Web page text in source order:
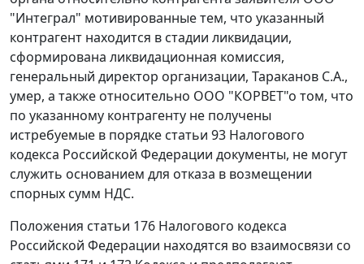
"Интеграл" мотивированные тем, что указанный
контрагент находится в стадии ликвидации,
сформирована ликвидационная комиссия,
генеральный директор организации, Тараканов С.А.,
умер, а также относительно ООО "КОРВЕТ"о том, что
по указанному контрагенту не получены
истребуемые в порядке статьи 93 Налогового
кодекса Российской Федерации документы, не могут
служить основанием для отказа в возмещении
спорных сумм НДС.
Положения статьи 176 Налогового кодекса
Российской Федерации находятся во взаимосвязи со